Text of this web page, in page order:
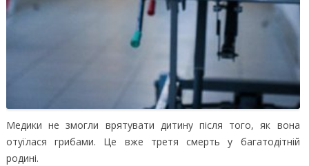
Медики не змогли врятувати дитину після того, як вона
отуїлася грибами. Це вже третя смерть у багатодітній
родині.